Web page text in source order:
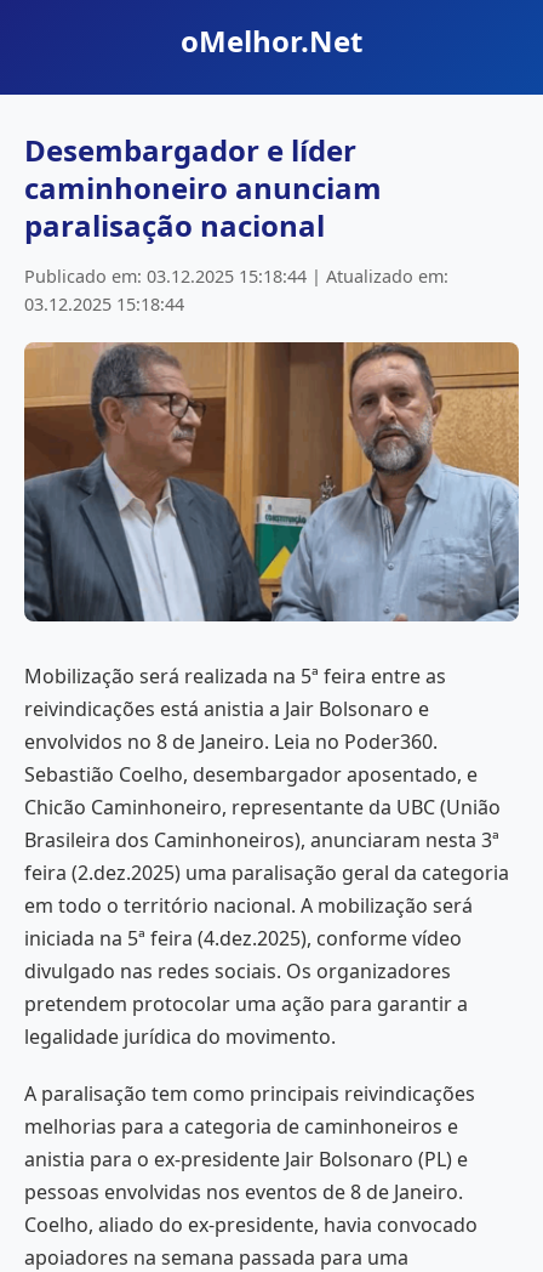
oMelhor.Net
Desembargador e líder
caminhoneiro anunciam
paralisação nacional
Publicado em: 03.12.2025 15:18:44 | Atualizado em:
03.12.2025 15:18:44
Mobilização será realizada na 5ª feira entre as
reivindicações está anistia a Jair Bolsonaro e
envolvidos no 8 de Janeiro. Leia no Poder360.
Sebastião Coelho, desembargador aposentado, e
Chicão Caminhoneiro, representante da UBC (União
Brasileira dos Caminhoneiros), anunciaram nesta 3ª
feira (2.dez.2025) uma paralisação geral da categoria
em todo o território nacional. A mobilização será
iniciada na 5ª feira (4.dez.2025), conforme vídeo
divulgado nas redes sociais. Os organizadores
pretendem protocolar uma ação para garantir a
legalidade jurídica do movimento.
A paralisação tem como principais reivindicações
melhorias para a categoria de caminhoneiros e
anistia para o ex-presidente Jair Bolsonaro (PL) e
pessoas envolvidas nos eventos de 8 de Janeiro.
Coelho, aliado do ex-presidente, havia convocado
apoiadores na semana passada para uma